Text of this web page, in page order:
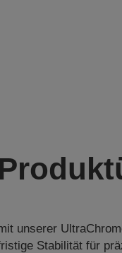
unserer
Stabilität für